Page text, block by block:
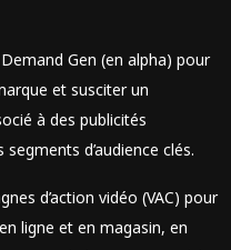
Gen (en alpha) pour
et susciter un
à des publicités
d’audience clés.
d’action vidéo (VAC) pour
ligne et en magasin, en